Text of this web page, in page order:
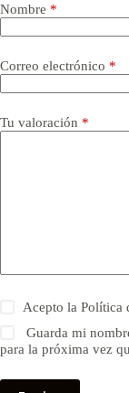
Nombre *
Correo electrónico *
Tu valoración *
Acepto laPolítica
Guarda mi
para la próxima vez